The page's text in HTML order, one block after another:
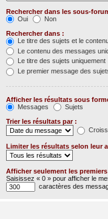
Rechercher dans les sous-
Oui
Non
Rechercher dans :
Le titre des sujets et le
Le contenu des messages
Le titre des sujets uniquement
Le premier message des
Afficher les résultats sous
Messages
Sujets
Trier les résultats par :
Limiter les résultats selon leur
Afficher seulement les premiers
Saisissez « 0 » pour afficher le
caractères des